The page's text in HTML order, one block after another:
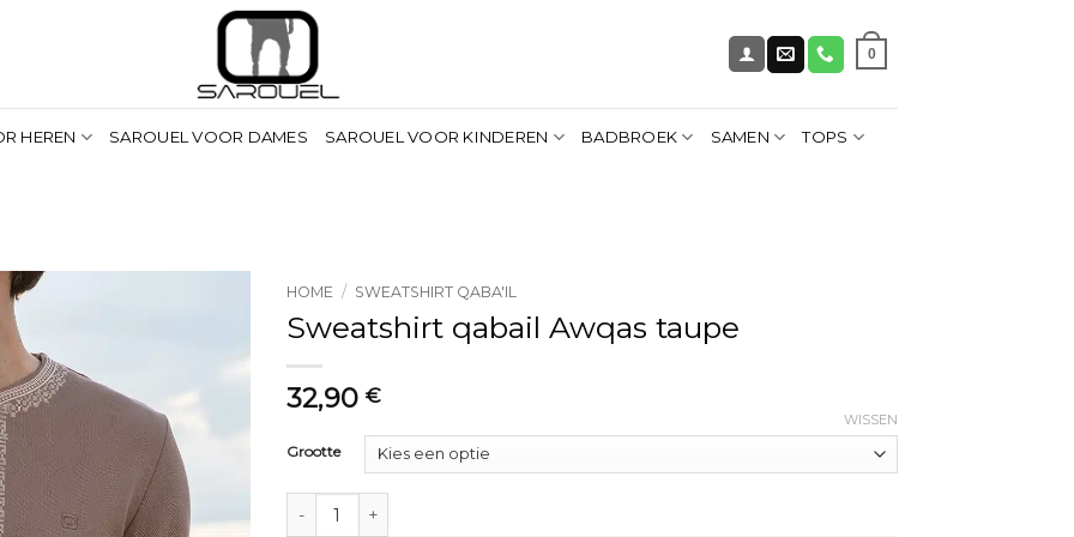
0
HEREN SAROUEL VOOR DAMES SAROUEL VOOR KINDEREN BADBROEK SAMEN TOPS
HOME / SWEATSHIRT QABA'IL
Sweatshirt qabail Awqas taupe
32,90 €
Grootte
WISSEN